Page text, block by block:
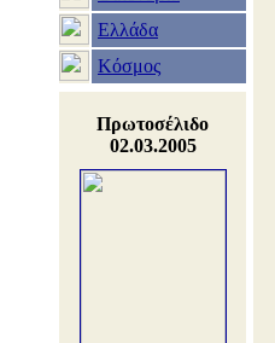
Ελλάδα
Κόσμος
Πρωτοσέλιδο
02.03.2005